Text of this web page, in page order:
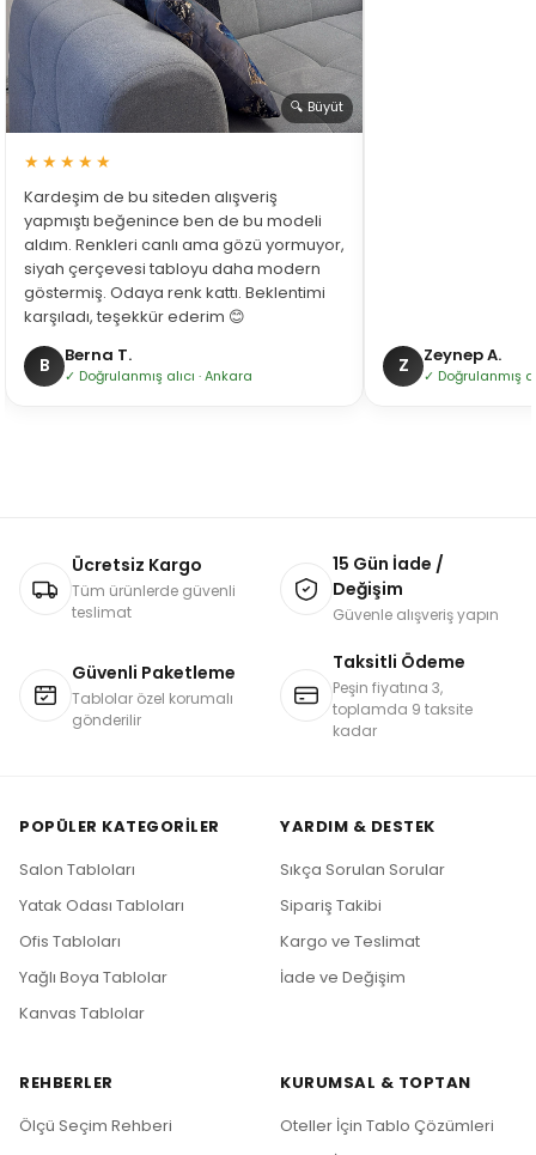
🔍 Büyüt
★★★★★
Kardeşim de bu siteden alışveriş
yapmıştı beğenince ben de bu modeli
aldım. Renkleri canlı ama gözü yormuyor,
siyah çerçevesi tabloyu daha modern
göstermiş. Odaya renk kattı. Beklentimi
karşıladı, teşekkür ederim 😊
B Berna T.
✓ Doğrulanmış alıcı · Ankara Z Zeynep A.
✓ Doğrulanmış
Ücretsiz Kargo
Tüm ürünlerde güvenli
teslimat
15 Gün İade /
Değişim
Güvenle alışveriş yapın
Güvenli Paketleme
Tablolar özel korumalı
gönderilir
Taksitli Ödeme
Peşin fiyatına 3,
toplamda 9 taksite
kadar
POPÜLER KATEGORILER
Salon Tabloları
Yatak Odası Tabloları
Ofis Tabloları
Yağlı Boya Tablolar
Kanvas Tablolar
YARDIM & DESTEK
Sıkça Sorulan Sorular
Sipariş Takibi
Kargo ve Teslimat
İade ve Değişim
REHBERLER
Ölçü Seçim Rehberi
KURUMSAL & TOPTAN
Oteller İçin Tablo Çözümleri